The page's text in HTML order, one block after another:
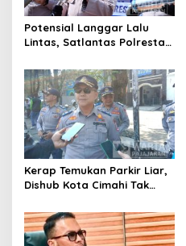
Potensial Langgar Lalu
Lintas, Satlantas Polresta
Motor Berknalpot Brong
Kerap Temukan Parkir Liar,
Dishub Kota Cimahi Tak
Pembinaan